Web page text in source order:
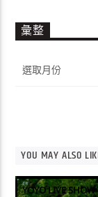
彙整
整
YOU MAY ALSO
YOYO LIVE SHOW